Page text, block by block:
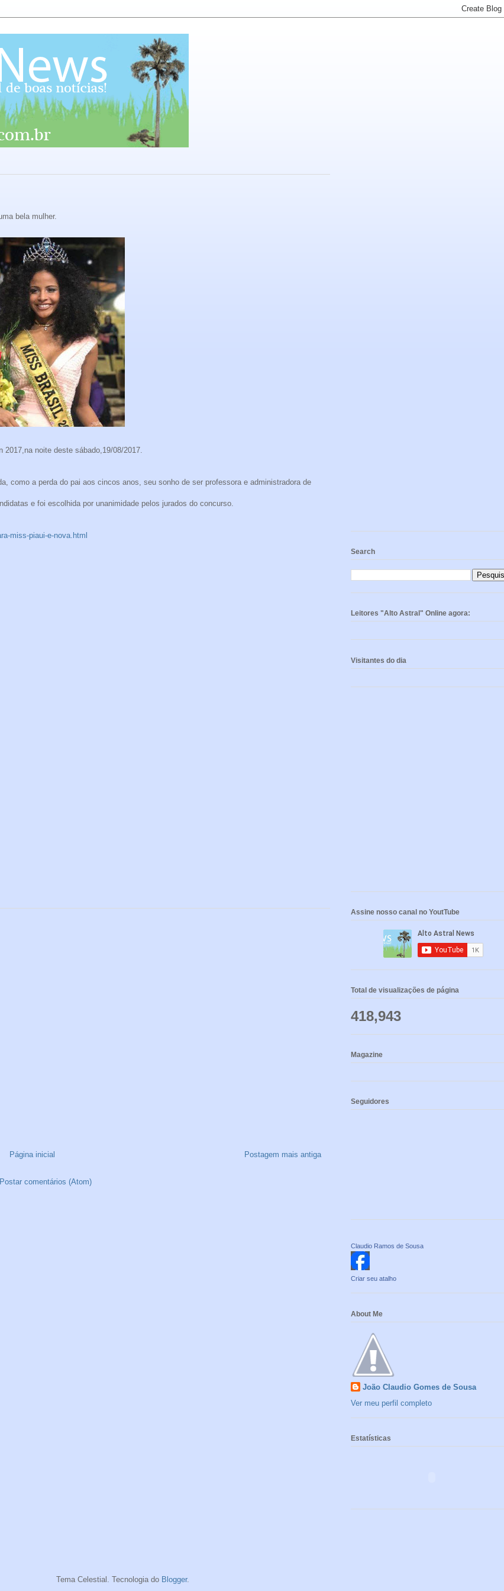
bela mulher.
noite deste sábado,19/08/2017.
como a perda do pai aos cincos anos, seu sonho de ser professora e administradora de
e foi escolhida por unanimidade pelos jurados do concurso.
miss-piaui-e-nova.html
Postagem mais antiga
Página inicial
Postar comentários (Atom)
Search
Leitores "Alto Astral" Online agora:
Visitantes do dia
Assine nosso canal no YoutTube
Total de visualizações de página
418,943
Magazine
Seguidores
Claudio Ramos de Sousa
Criar seu atalho
About Me
João Claudio Gomes de Sousa
Ver meu perfil completo
Estatísticas
Tema Celestial. Tecnologia do Blogger.